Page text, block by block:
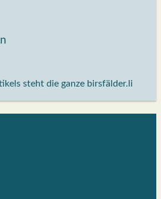
steht die ganze birsfälder.li